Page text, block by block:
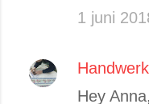
1 juni
Hey Anna,